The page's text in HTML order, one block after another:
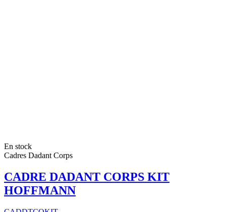
En stock
Cadres Dadant Corps
CADRE DADANT CORPS KIT
HOFFMANN